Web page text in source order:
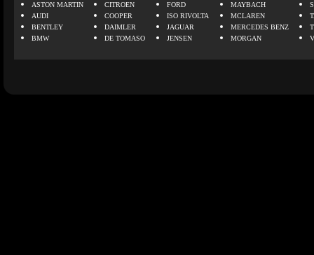
ASTON MARTIN
AUDI
BENTLEY
BMW
CITROEN
COOPER
DAIMLER
DE TOMASO
FORD
ISO RIVOLTA
JAGUAR
JENSEN
MAYBACH
MCLAREN
MERCEDES BENZ
MORGAN